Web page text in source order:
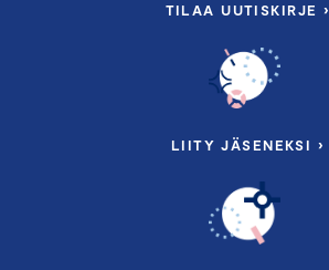
TILAA UUTISKIRJE ›
LIITY JÄSENEKSI ›